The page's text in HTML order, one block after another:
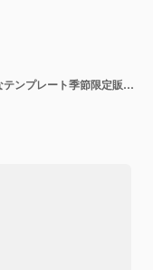
明るい紅葉と秋の販売チラシ カラフルなテンプレート季節限定販売のポスター バナー デザイン